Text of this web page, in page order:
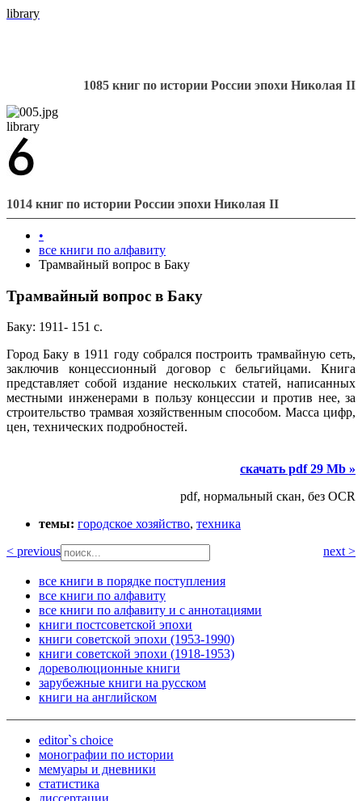
library
1085 книг по истории России эпохи Николая II
library
1014 книг по истории России эпохи Николая II
•
все книги по алфавиту
Трамвайный вопрос в Баку
Трамвайный вопрос в Баку
Баку: 1911- 151 с.
Город Баку в 1911 году собрался построить трамвайную сеть,
заключив концессионный договор с бельгийцами. Книга
представляет собой издание нескольких статей, написанных
местными инженерами в пользу концессии и против нее, за
строительство трамвая хозяйственным способом. Масса цифр,
цен, технических подробностей.
скачать pdf 29 Mb »
pdf, нормальный скан, без OCR
темы: городское хозяйство, техника
< previous
next >
все книги в порядке поступления
все книги по алфавиту
все книги по алфавиту и с аннотациями
книги постсоветской эпохи
книги советской эпохи (1953-1990)
книги советской эпохи (1918-1953)
дореволюционные книги
зарубежные книги на русском
книги на английском
editor`s choice
монографии по истории
мемуары и дневники
статистика